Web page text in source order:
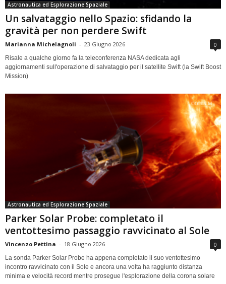
Astronautica ed Esplorazione Spaziale
Un salvataggio nello Spazio: sfidando la
gravità per non perdere Swift
Marianna Michelagnoli - 23 Giugno 2026 0
Risale a qualche giorno fa la teleconferenza NASA dedicata agli
aggiornamenti sull'operazione di salvataggio per il satellite Swift (la Swift Boost
Mission)
Astronautica ed Esplorazione Spaziale
Parker Solar Probe: completato il
ventottesimo passaggio ravvicinato al Sole
Vincenzo Pettina - 18 Giugno 2026 0
La sonda Parker Solar Probe ha appena completato il suo ventottesimo
incontro ravvicinato con il Sole e ancora una volta ha raggiunto distanza
minima e velocità record mentre prosegue l'esplorazione della corona solare